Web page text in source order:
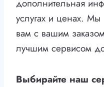
дополнительная
услугах и ценах. Мы
вам с вашим
лучшим сервисом
Выбирайте наш